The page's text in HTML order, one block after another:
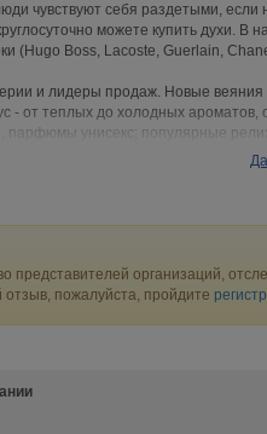
чувствуют себя раздетыми,
можете купить духи. В
(Hugo Boss, Lacoste, Guerlain,
и лидеры продаж. Новые
- от теплых до холодных
парфюмы унисекс; популярные
вода, великолепно
представителей организаций,
пожалуйста, пройдите